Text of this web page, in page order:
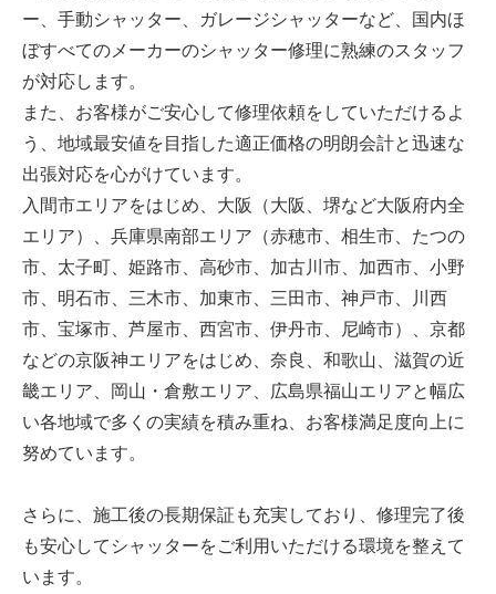
ー、手動シャッター、ガレージシャッターなど、国内ほ
ぼすべてのメーカーのシャッター修理に熟練のスタッフ
が対応します。
また、お客様がご安心して修理依頼をしていただけるよ
う、地域最安値を目指した適正価格の明朗会計と迅速な
出張対応を心がけています。
入間市エリアをはじめ、大阪（大阪、堺など大阪府内全
エリア）、兵庫県南部エリア（赤穂市、相生市、たつの
市、太子町、姫路市、高砂市、加古川市、加西市、小野
市、明石市、三木市、加東市、三田市、神戸市、川西
市、宝塚市、芦屋市、西宮市、伊丹市、尼崎市）、京都
などの京阪神エリアをはじめ、奈良、和歌山、滋賀の近
畿エリア、岡山・倉敷エリア、広島県福山エリアと幅広
い各地域で多くの実績を積み重ね、お客様満足度向上に
努めています。
さらに、施工後の長期保証も充実しており、修理完了後
も安心してシャッターをご利用いただける環境を整えて
います。